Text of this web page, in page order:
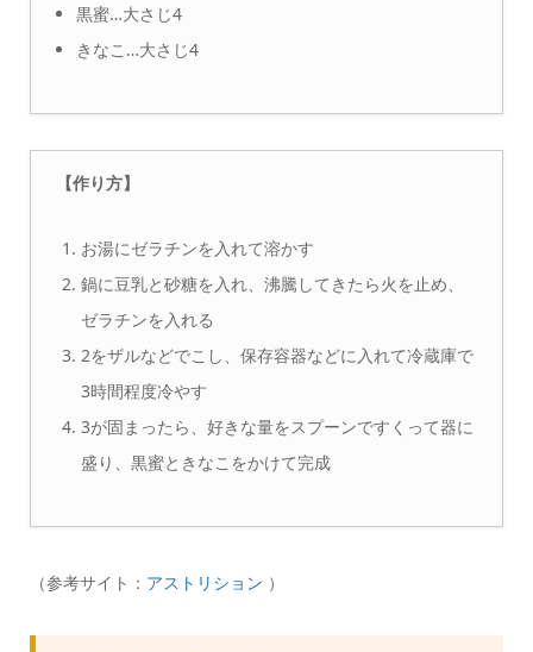
黒蜜…大さじ4
きなこ…大さじ4
【作り方】
お湯にゼラチンを入れて溶かす
鍋に豆乳と砂糖を入れ、沸騰してきたら火を止め、
ゼラチンを入れる
2をザルなどでこし、保存容器などに入れて冷蔵庫で
3時間程度冷やす
3が固まったら、好きな量をスプーンですくって器に
盛り、黒蜜ときなこをかけて完成
（参考サイト： アストリション ）